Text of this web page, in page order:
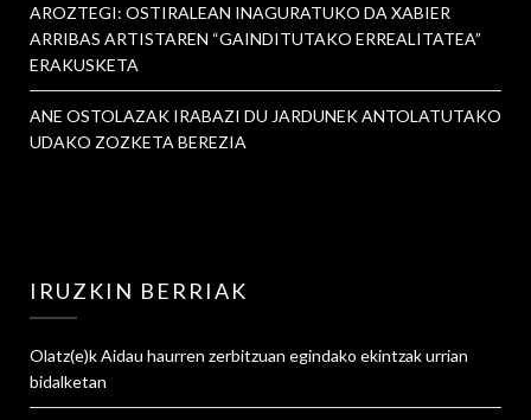
AROZTEGI: OSTIRALEAN INAGURATUKO DA XABIER
ARRIBAS ARTISTAREN “GAINDITUTAKO ERREALITATEA”
ERAKUSKETA
ANE OSTOLAZAK IRABAZI DU JARDUNEK ANTOLATUTAKO
UDAKO ZOZKETA BEREZIA
IRUZKIN BERRIAK
Olatz(e)kAidau haurren zerbitzuan egindako ekintzak urrian
bidalketan